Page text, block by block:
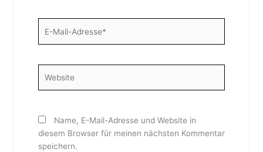
Mail-
Name, E-Mail-Adresse und Website in
diesem Browser für meinen nächsten Kommentar
speichern.